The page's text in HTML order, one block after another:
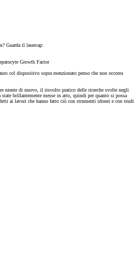
Guarda il lasercap:
Growth Factor
col dispositivo sopra menzionato penso che non occorra
niente di nuovo, il risvolto pratico delle ricerche svolte negli
brillantemente messe in atto, quindi per quanto si possa
ai lavori che hanno fatto ciò con strumenti idonei e con studi